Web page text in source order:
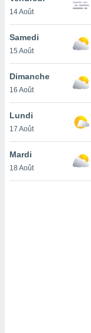
un
la
du
en
de
14 Août
Samedi
15 Août
Dimanche
16 Août
Lundi
17 Août
Mardi
18 Août